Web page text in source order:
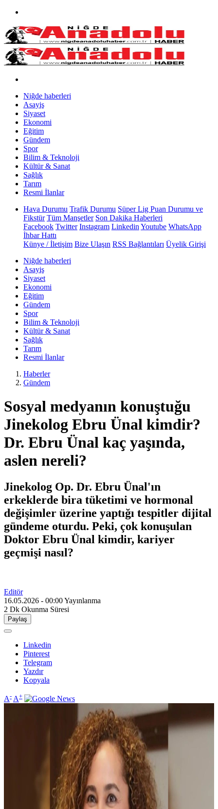
Niğde haberleri
Asayiş
Siyaset
Ekonomi
Eğitim
Gündem
Spor
Bilim & Teknoloji
Kültür & Sanat
Sağlık
Tarım
Resmi İlanlar
Hava Durumu Trafik Durumu Süper Lig Puan Durumu ve
Fikstür Tüm Manşetler Son Dakika Haberleri
Facebook Twitter Instagram Linkedin Youtube WhatsApp
İhbar Hattı
Künye / İletişim Bize Ulaşın RSS Bağlantıları Üyelik Girişi
Niğde haberleri
Asayiş
Siyaset
Ekonomi
Eğitim
Gündem
Spor
Bilim & Teknoloji
Kültür & Sanat
Sağlık
Tarım
Resmi İlanlar
Haberler
Gündem
Sosyal medyanın konuştuğu
Jinekolog Ebru Ünal kimdir?
Dr. Ebru Ünal kaç yaşında,
aslen nereli?
Jinekolog Op. Dr. Ebru Ünal'ın
erkeklerde bira tüketimi ve hormonal
değişimler üzerine yaptığı tespitler dijital
gündeme oturdu. Peki, çok konuşulan
Doktor Ebru Ünal kimdir, kariyer
geçmişi nasıl?
Editör
16.05.2026 - 00:00Yayınlanma
2 Dk Okunma Süresi
Paylaş
Linkedin
Pinterest
Telegram
Yazdır
Kopyala
A- A+